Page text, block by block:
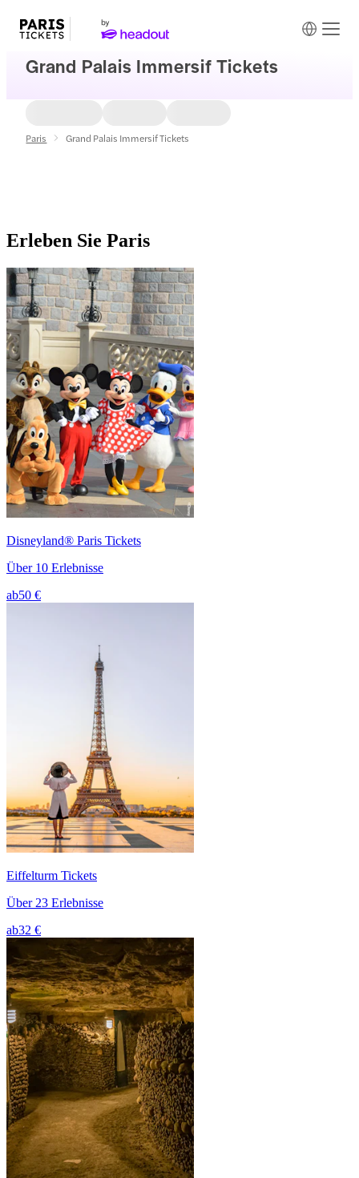
Grand Palais Immersif Tickets
Paris Grand Palais Immersif Tickets
Erleben Sie Paris
Disneyland® Paris Tickets
Über 10 Erlebnisse
ab50 €
Eiffelturm Tickets
Über 23 Erlebnisse
ab32 €